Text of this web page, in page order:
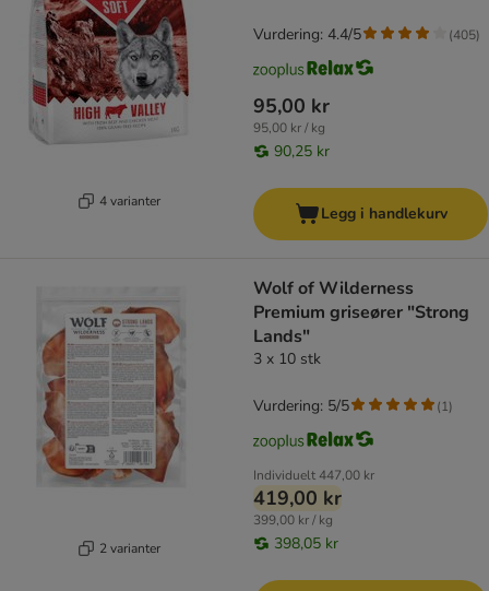
4 varianter
95,00 kr
95,00 kr / kg
90,25 kr
Vurdering: 4.4/5 (405)
Legg i handlekurv
2 varianter
Wolf of Wilderness
Premium griseører "Strong
Lands"
3 x 10 stk
Individuelt447,00 kr
419,00 kr
399,00 kr / kg
398,05 kr
Vurdering: 5/5 (1)